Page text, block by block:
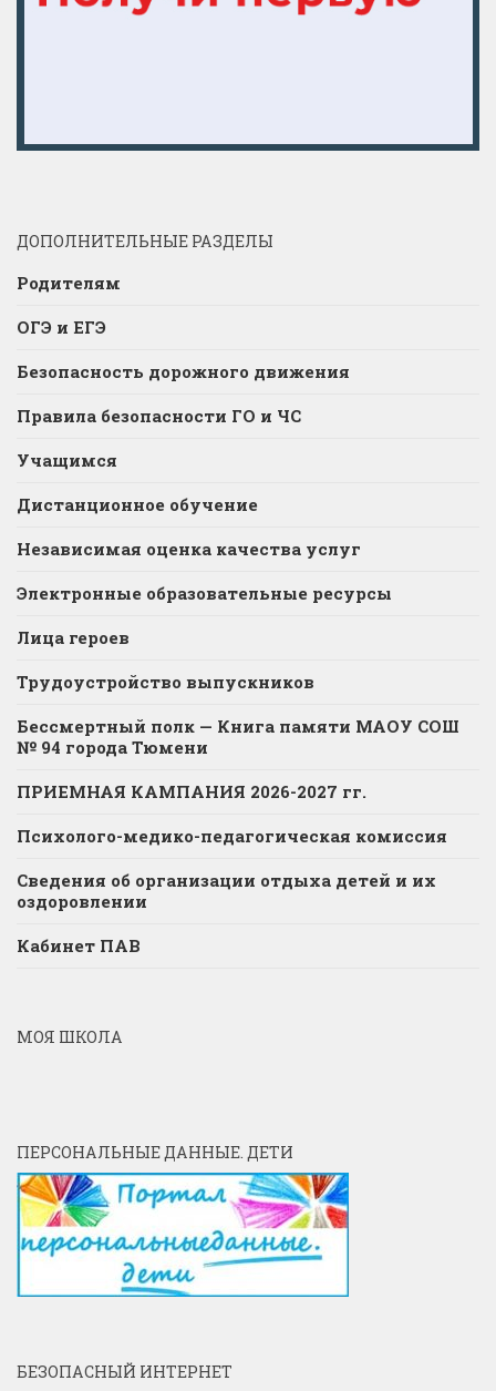
ДОПОЛНИТЕЛЬНЫЕ РАЗДЕЛЫ
Родителям
ОГЭ и ЕГЭ
Безопасность дорожного движения
Правила безопасности ГО и ЧС
Учащимся
Дистанционное обучение
Независимая оценка качества услуг
Электронные образовательные ресурсы
Лица героев
Трудоустройство выпускников
Бессмертный полк — Книга памяти МАОУ СОШ
№ 94 города Тюмени
ПРИЕМНАЯ КАМПАНИЯ 2026-2027 гг.
Психолого-медико-педагогическая комиссия
Сведения об организации отдыха детей и их
оздоровлении
Кабинет ПАВ
МОЯ ШКОЛА
ПЕРСОНАЛЬНЫЕ ДАННЫЕ. ДЕТИ
БЕЗОПАСНЫЙ ИНТЕРНЕТ